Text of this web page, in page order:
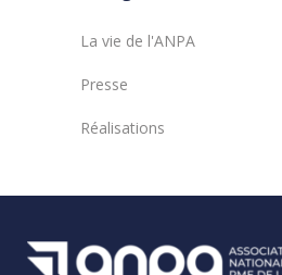
La vie de l'ANPA
Presse
Réalisations